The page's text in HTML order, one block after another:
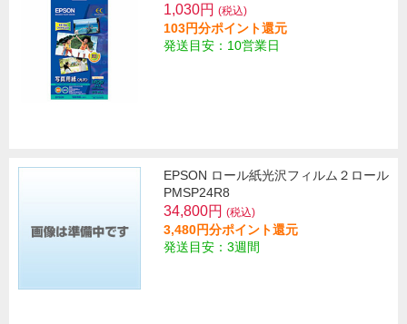
1,030円 (税込)
103円分ポイント還元
発送目安：10営業日
EPSON ロール紙光沢フィルム２ロール
PMSP24R8
34,800円 (税込)
3,480円分ポイント還元
発送目安：3週間